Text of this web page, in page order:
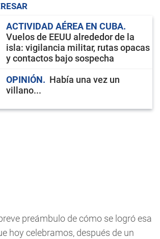
ACTIVIDAD AÉREA EN CUBA
Vuelos de EEUU alrededor de la
isla: vigilancia militar, rutas opacas
y contactos bajo sospecha
OPINIÓN
Había una vez un
villano...
preámbulo de cómo se logró esa
hoy celebramos, después de un